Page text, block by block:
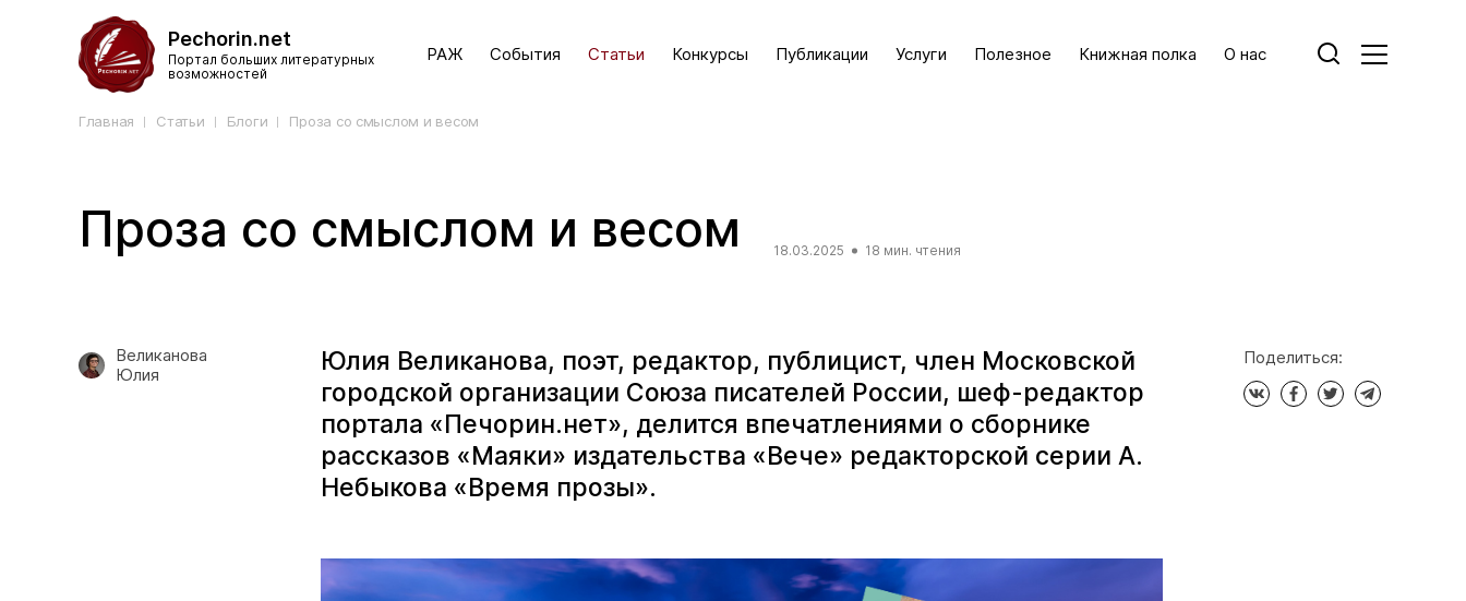
Pechorin.net
Портал больших литературных
возможностей
РАЖ События Статьи Конкурсы Публикации Услуги Полезное Книжная полка О нас
Главная Статьи Блоги Проза со смыслом и весом
Проза со смыслом и весом 18.03.2025 18 мин. чтения
Великанова
Юлия
Юлия Великанова, поэт, редактор, публицист, член Московской
городской организации Союза писателей России, шеф-редактор
портала «Печорин.нет», делится впечатлениями о сборнике
рассказов «Маяки» издательства «Вече» редакторской серии А.
Небыкова «Время прозы».
Поделиться: